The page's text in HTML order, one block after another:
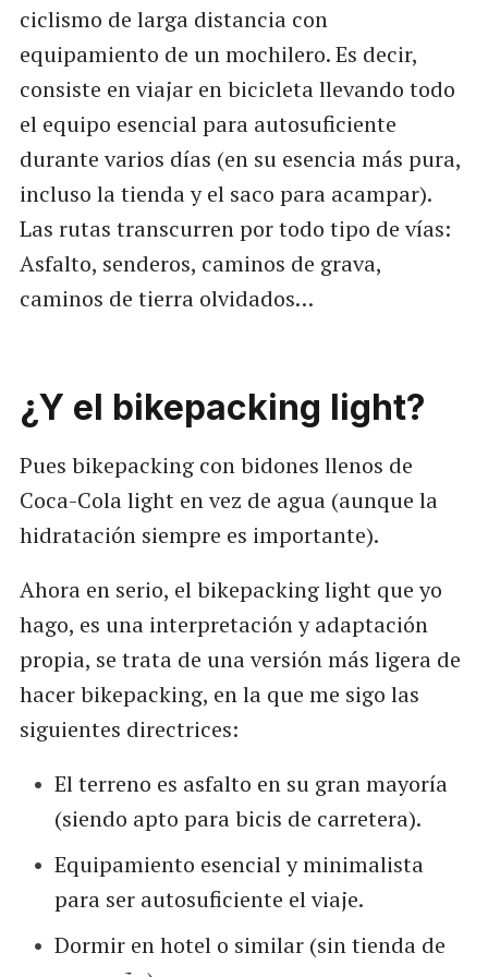
ciclismo de larga distancia con
equipamiento de un mochilero. Es decir,
consiste en viajar en bicicleta llevando todo
el equipo esencial para autosuficiente
durante varios días (en su esencia más pura,
incluso la tienda y el saco para acampar).
Las rutas transcurren por todo tipo de vías:
Asfalto, senderos, caminos de grava,
caminos de tierra olvidados…
¿Y el bikepacking light?
Pues bikepacking con bidones llenos de
Coca-Cola light en vez de agua (aunque la
hidratación siempre es importante).
Ahora en serio, el bikepacking light que yo
hago, es una interpretación y adaptación
propia, se trata de una versión más ligera de
hacer bikepacking, en la que me sigo las
siguientes directrices:
El terreno es asfalto en su gran mayoría
(siendo apto para bicis de carretera).
Equipamiento esencial y minimalista
para ser autosuficiente el viaje.
Dormir en hotel o similar (sin tienda de